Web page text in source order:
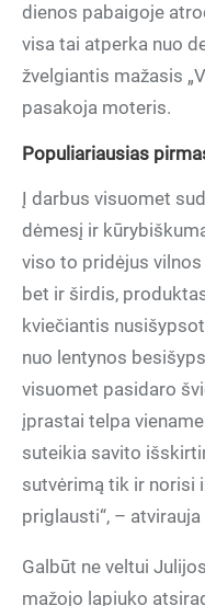
dienos pabaigoje
visa tai atperka nuo
žvelgiantis mažasis
pasakoja moteris.
Populiariausias
Į darbus visuomet
dėmesį ir
viso to pridėjus
bet ir širdis,
kviečiantis
nuo lentynos
visuomet pasidaro
įprastai telpa
suteikia savito
sutvėrimą tik ir norisi
priglausti“, –
Galbūt ne veltui
mažojo lapiuko